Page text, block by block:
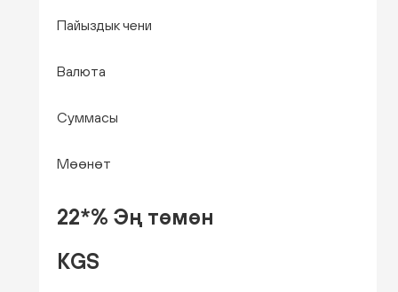
Пайыздык чени
Валюта
Суммасы
Мөөнөт
22*% Эң төмөн
KGS